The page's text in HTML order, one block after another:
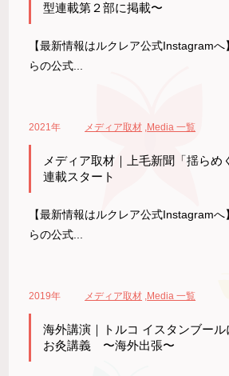
型連載第２部に掲載〜
【最新情報はルクレア公式Instagram
らの公式...
2021年 メディア取材 ,Media 一覧
メディア取材｜上毛新聞「揺らめ
連載スタート
【最新情報はルクレア公式Instagram
らの公式...
2019年 メディア取材 ,Media 一覧
海外講演｜トルコ イスタンブー
お灸講義 〜海外出張〜